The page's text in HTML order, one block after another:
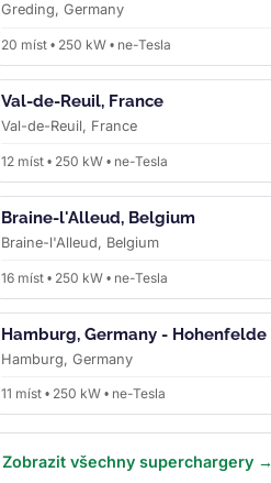
Greding, Germany
20 míst • 250 kW • ne-Tesla
Val-de-Reuil, France
Val-de-Reuil, France
12 míst • 250 kW • ne-Tesla
Braine-l'Alleud, Belgium
Braine-l'Alleud, Belgium
16 míst • 250 kW • ne-Tesla
Hamburg, Germany - Hohenfelde
Hamburg, Germany
11 míst • 250 kW • ne-Tesla
Zobrazit všechny superchargery →